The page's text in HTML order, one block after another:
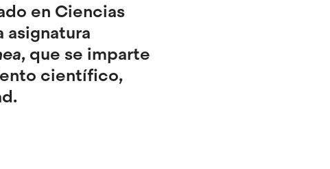
en Ciencias
asignatura
, que se imparte
científico,